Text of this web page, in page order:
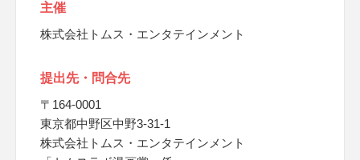
主催
株式会社トムス・エンタテインメント
提出先・問合先
〒164-0001
東京都中野区中野3-31-1
株式会社トムス・エンタテインメント